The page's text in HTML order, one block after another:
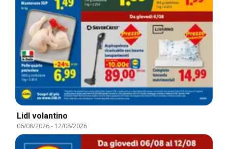
Lidl volantino
06/08/2026- 12/08/2026